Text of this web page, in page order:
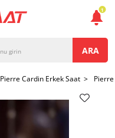
ARA
Pierre Cardin Erkek Saat >
1